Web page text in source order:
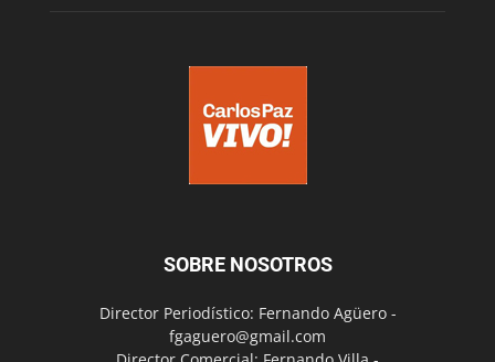
SOBRE NOSOTROS
Director Periodístico: Fernando Agüero -
fgaguero@gmail.com